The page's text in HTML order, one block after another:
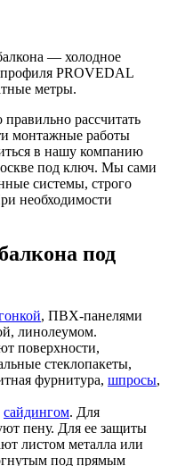
— холодное
PROVEDAL
метры.
рассчитать
монтажные работы
в нашу компанию
под ключ. Мы сами
системы, строго
необходимости
под
, ПВХ-панелями
линолеумом.
поверхности,
стеклопакеты,
фурнитура, шпросы,
сайдингом. Для
пену. Для ее защиты
листом металла или
под прямым